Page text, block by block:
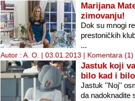
Marijana
zimovanju!
Dok su mnogi
prestoničkih
...
Autor : A. O. | 03.01.2013 | Komentara (1)
Jastuk koji
bilo kad i
Jastuk ''Noj''
da nadoknadite